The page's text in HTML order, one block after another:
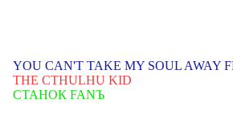
YOU CAN'T TAKE MY SOUL AWAY
THE CTHULHU KID
СТАНОК FANЪ